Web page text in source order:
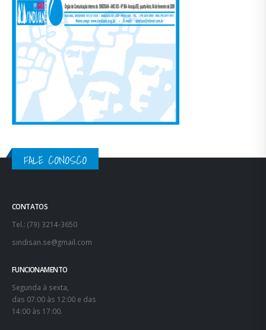
FALE CONOSCO
CONTATOS
Tel.: (79) 3214-3650
sindisan.se@gmail.com
FUNCIONAMENTO
Segunda à sexta,
das 07:00 às 12:00 e das
14:00 às 17:00.